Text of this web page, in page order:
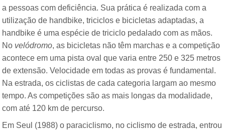
a pessoas com deficiência. Sua prática é realizada com a
utilização de handbike, triciclos e bicicletas adaptadas, a
handbike é uma espécie de triciclo pedalado com as mãos.
No velódromo, as bicicletas não têm marchas e a competição
acontece em uma pista oval que varia entre 250 e 325 metros
de extensão. Velocidade em todas as provas é fundamental.
Na estrada, os ciclistas de cada categoria largam ao mesmo
tempo. As competições são as mais longas da modalidade,
com até 120 km de percurso.
Em Seul (1988) o paraciclismo, no ciclismo de estrada, entrou